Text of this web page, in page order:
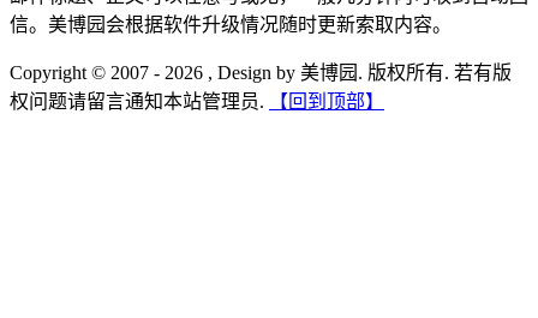
信。美博园会根据软件升级情况随时更新索取内容。
Copyright © 2007 - 2026 , Design by 美博园. 版权所有. 若有版
权问题请留言通知本站管理员.
【回到顶部】